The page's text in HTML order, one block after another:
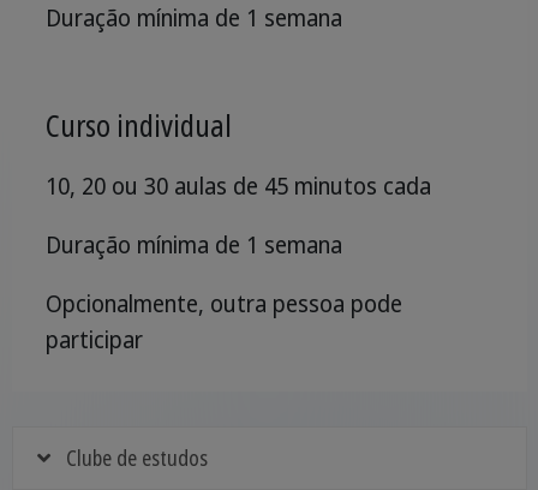
Duração mínima de 1 semana
Curso individual
10, 20 ou 30 aulas de 45 minutos cada
Duração mínima de 1 semana
Opcionalmente, outra pessoa pode
participar
Clube de estudos